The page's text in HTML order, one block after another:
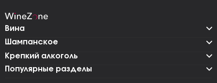
Вина
Шампанское
Крепкий алкоголь
Популярные разделы